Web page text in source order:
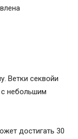
Ветки секвойи
с небольшим
достигать 30